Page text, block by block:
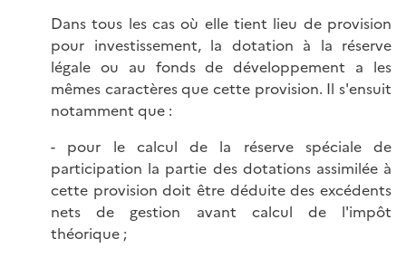
Dans tous les cas où elle tient lieu de provision
pour investissement, la dotation à la réserve
légale ou au fonds de développement a les
mêmes caractères que cette provision. Il s'ensuit
notamment que :
- pour le calcul de la réserve spéciale de
participation la partie des dotations assimilée à
cette provision doit être déduite des excédents
nets de gestion avant calcul de l'impôt
théorique ;